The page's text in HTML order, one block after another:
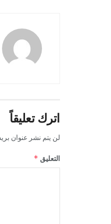
اترك تعليقاً
لن يتم نشر عنوان
التعليق *